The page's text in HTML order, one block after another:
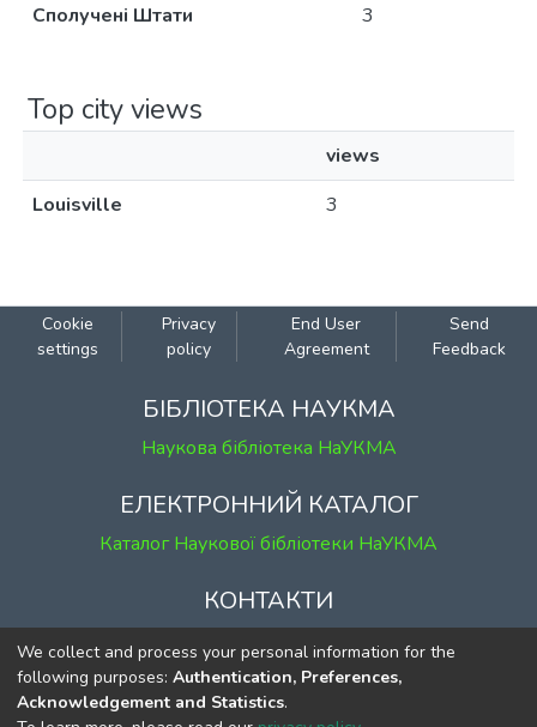
Сполучені Штати
3
Top city views
views
Louisville
3
Cookie
settings
Privacy
policy
End User
Agreement
Send
Feedback
БІБЛІОТЕКА НАУКМА
Наукова бібліотека НаУКМА
ЕЛЕКТРОННИЙ КАТАЛОГ
Каталог Наукової бібліотеки НаУКМА
КОНТАКТИ
м. Київ, вул. Григорія Сковороди, 2
к. 1, к. 120
тел. (044) 463-69-31
We collect and process your personal information for the
following purposes: Authentication, Preferences,
Acknowledgement and Statistics.